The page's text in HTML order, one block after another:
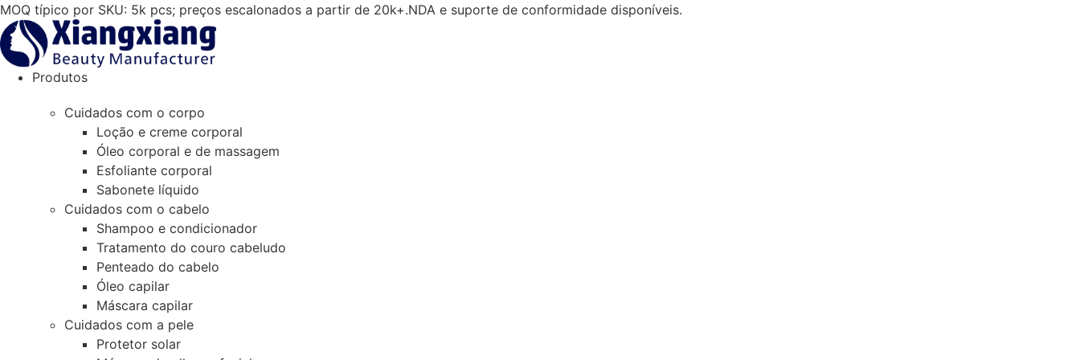
Salta
para
o
conteúdo
MOQ típico por SKU: 5k pcs; preços escalonados a partir de 20k+.NDA e suporte de conformidade disponíveis.
Produtos
Cuidados com o corpo
Loção e creme corporal
Óleo corporal e de massagem
Esfoliante corporal
Sabonete líquido
Cuidados com o cabelo
Shampoo e condicionador
Tratamento do couro cabeludo
Penteado do cabelo
Óleo capilar
Máscara capilar
Cuidados com a pele
Protetor solar